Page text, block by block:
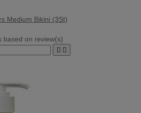
Medium Bikini (3St)
based on review(s)
 